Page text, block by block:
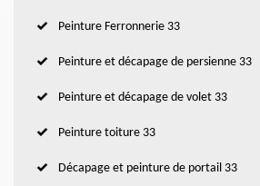
Peinture Ferronnerie 33
Peinture et décapage de persienne 33
Peinture et décapage de volet 33
Peinture toiture 33
Décapage et peinture de portail 33